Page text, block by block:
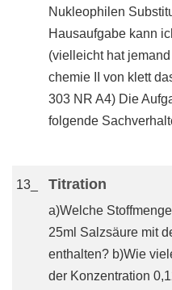
Nukleophilen
Hausaufgabe kann
(vielleicht hat
chemie II von klett
303 NR A4) Die
folgende
13_ Titration
a)Welche
25ml Salzsäure mit
enthalten? b)Wie
der Konzentration